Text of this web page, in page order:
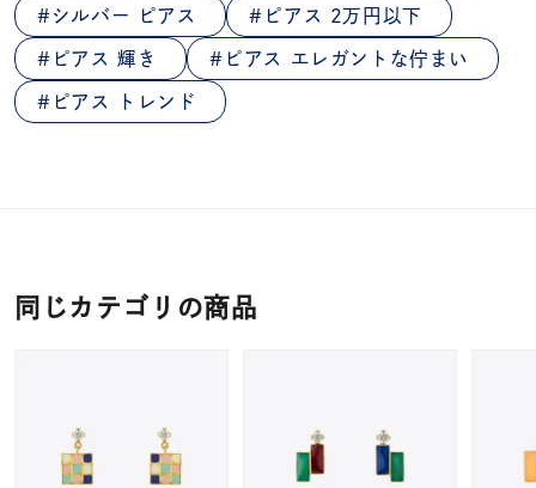
シルバー ピアス ピアス 2万円以下
ピアス 輝き ピアス エレガントな佇まい
ピアス トレンド
同じカテゴリの商品